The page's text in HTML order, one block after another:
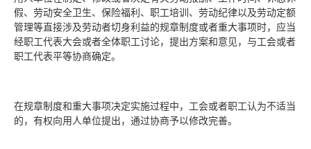
假、劳动安全卫生、保险福利、职工培训、劳动纪律以及劳动定额
管理等直接涉及劳动者切身利益的规章制度或者重大事项时，应当
经职工代表大会或者全体职工讨论，提出方案和意见，与工会或者
职工代表平等协商确定。
在规章制度和重大事项决定实施过程中，工会或者职工认为不适当
的，有权向用人单位提出，通过协商予以修改完善。